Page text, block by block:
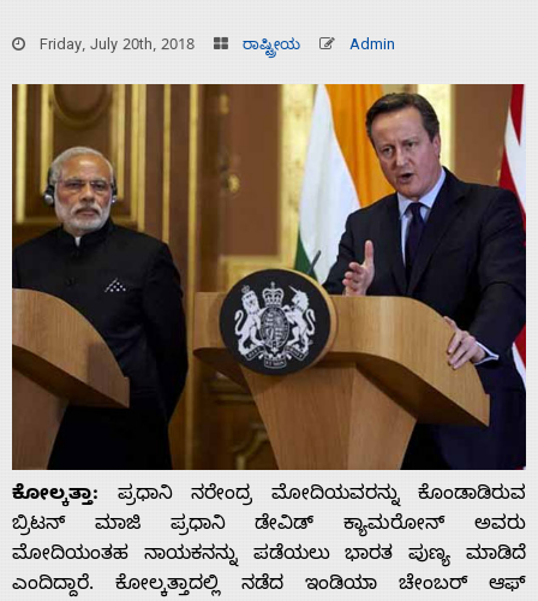
Friday, July 20th, 2018 ರಾಷ್ಟ್ರೀಯ Admin
ಕೋಲ್ಕತ್ತಾ: ಪ್ರಧಾನಿ ನರೇಂದ್ರ ಮೋದಿಯವರನ್ನು ಕೊಂಡಾಡಿರುವ
ಬ್ರಿಟನ್ ಮಾಜಿ ಪ್ರಧಾನಿ ಡೇವಿಡ್ ಕ್ಯಾಮರೋನ್‌ ಅವರು
ಮೋದಿಯಂತಹ ನಾಯಕನನ್ನು ಪಡೆಯಲು ಭಾರತ ಪುಣ್ಯ ಮಾಡಿದೆ
ಎಂದಿದ್ದಾರೆ. ಕೋಲ್ಕತ್ತಾದಲ್ಲಿ ನಡೆದ ಇಂಡಿಯಾ ಚೇಂಬರ್ ಆಫ್